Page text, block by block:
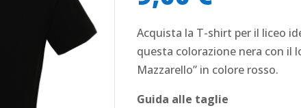
Acquista la T-shirt per il liceo
questa colorazione nera con il
Mazzarello” in colore rosso.
Guida alle taglie